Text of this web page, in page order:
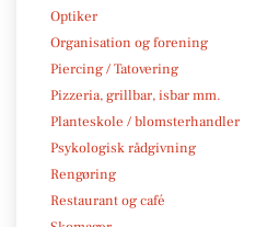
Optiker
Organisation og forening
Piercing / Tatovering
Pizzeria, grillbar, isbar mm.
Planteskole / blomsterhandler
Psykologisk rådgivning
Rengøring
Restaurant og café